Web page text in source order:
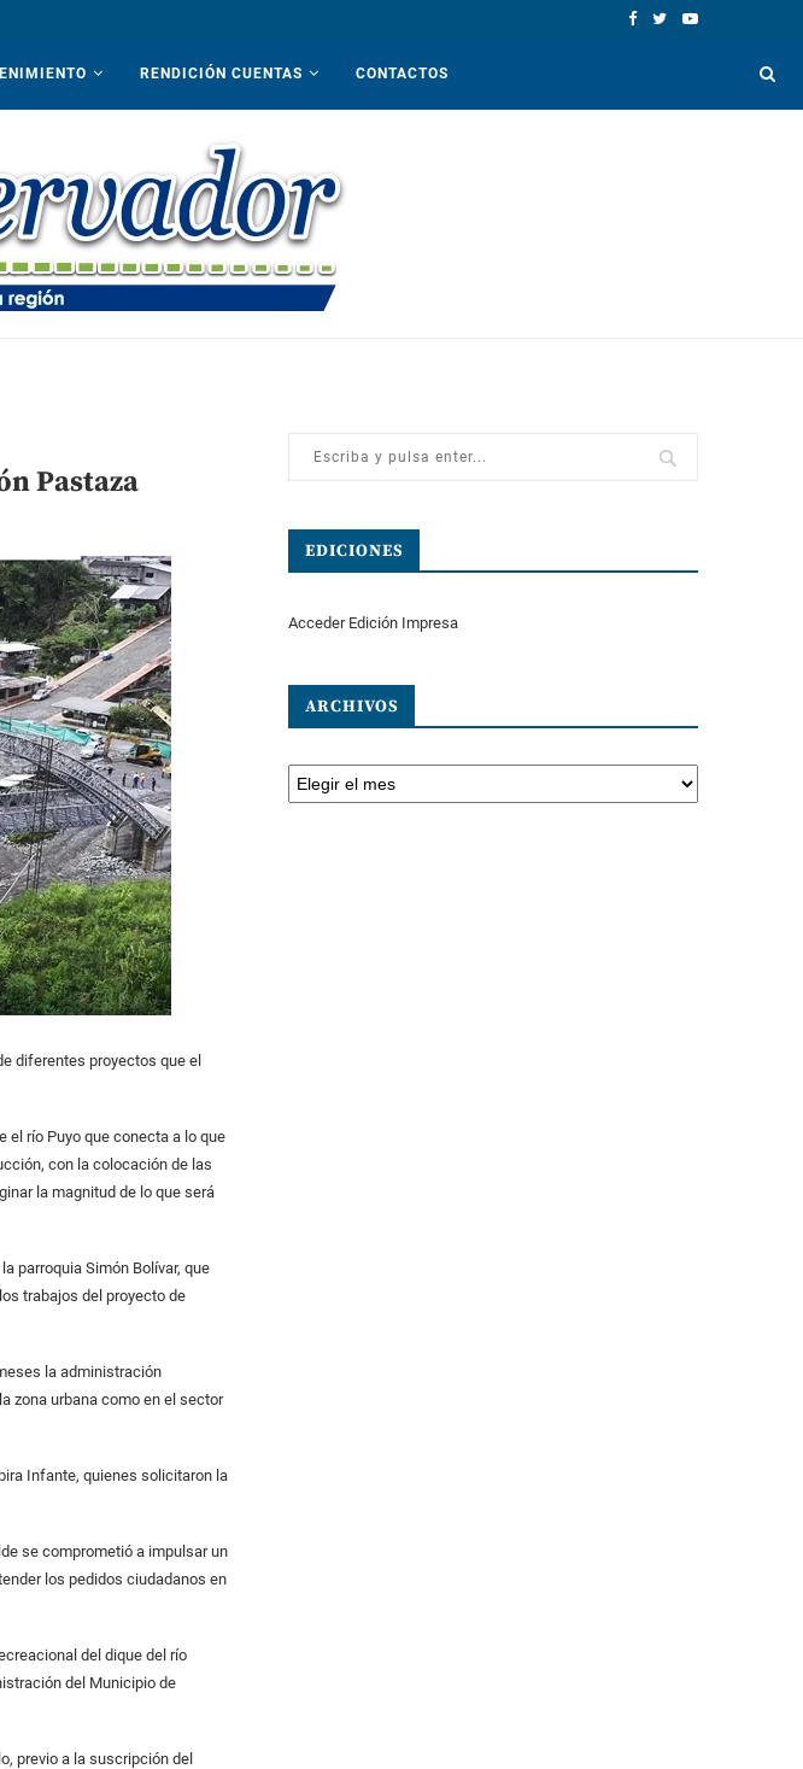
RENDICIÓN CUENTAS CONTACTOS
Pastaza
diferentes proyectos que el
el río Puyo que conecta a lo que
con la colocación de las
la magnitud de lo que será
parroquia Simón Bolívar, que
trabajos del proyecto de
la administración
zona urbana como en el sector
Infante, quienes solicitaron la
se comprometió a impulsar un
los pedidos ciudadanos en
del dique del río
del Municipio de
previo a la suscripción del
EDICIONES
Acceder Edición Impresa
ARCHIVOS